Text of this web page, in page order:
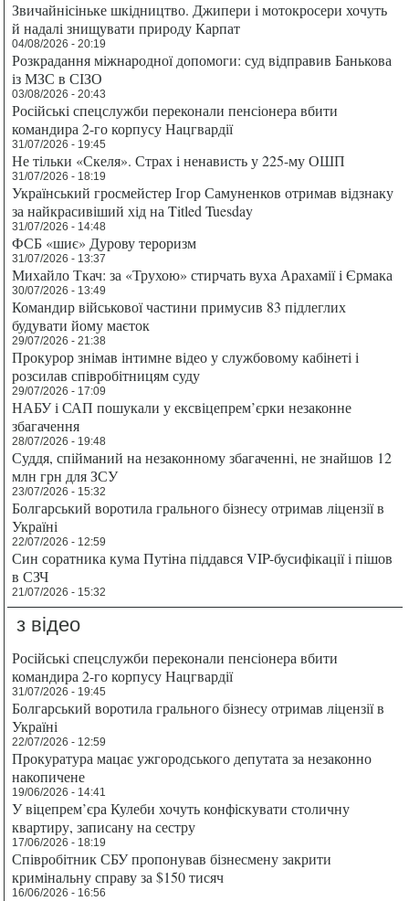
Звичайнісіньке шкідництво. Джипери і мотокросери хочуть
й надалі знищувати природу Карпат
04/08/2026 - 20:19
Розкрадання міжнародної допомоги: суд відправив Банькова
із МЗС в СІЗО
03/08/2026 - 20:43
Російські спецслужби переконали пенсіонера вбити
командира 2-го корпусу Нацгвардії
31/07/2026 - 19:45
Не тільки «Скеля». Страх і ненависть у 225-му ОШП
31/07/2026 - 18:19
Український гросмейстер Ігор Самуненков отримав відзнаку
за найкрасивіший хід на Titled Tuesday
31/07/2026 - 14:48
ФСБ «шиє» Дурову тероризм
31/07/2026 - 13:37
Михайло Ткач: за «Трухою» стирчать вуха Арахамії і Єрмака
30/07/2026 - 13:49
Командир військової частини примусив 83 підлеглих
будувати йому маєток
29/07/2026 - 21:38
Прокурор знімав інтимне відео у службовому кабінеті і
розсилав співробітницям суду
29/07/2026 - 17:09
НАБУ і САП пошукали у ексвіцепрем’єрки незаконне
збагачення
28/07/2026 - 19:48
Суддя, спійманий на незаконному збагаченні, не знайшов 12
млн грн для ЗСУ
23/07/2026 - 15:32
Болгарський воротила грального бізнесу отримав ліцензії в
Україні
22/07/2026 - 12:59
Син соратника кума Путіна піддався VIP-бусифікації і пішов
в СЗЧ
21/07/2026 - 15:32
з відео
Російські спецслужби переконали пенсіонера вбити
командира 2-го корпусу Нацгвардії
31/07/2026 - 19:45
Болгарський воротила грального бізнесу отримав ліцензії в
Україні
22/07/2026 - 12:59
Прокуратура мацає ужгородського депутата за незаконно
накопичене
19/06/2026 - 14:41
У віцепрем’єра Кулеби хочуть конфіскувати столичну
квартиру, записану на сестру
17/06/2026 - 18:19
Співробітник СБУ пропонував бізнесмену закрити
кримінальну справу за $150 тисяч
16/06/2026 - 16:56